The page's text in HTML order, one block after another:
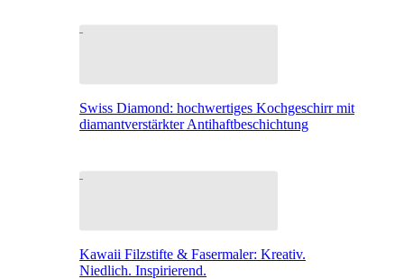
Swiss Diamond: hochwertiges Kochgeschirr mit
diamantverstärkter Antihaftbeschichtung
Kawaii Filzstifte & Fasermaler: Kreativ.
Niedlich. Inspirierend.